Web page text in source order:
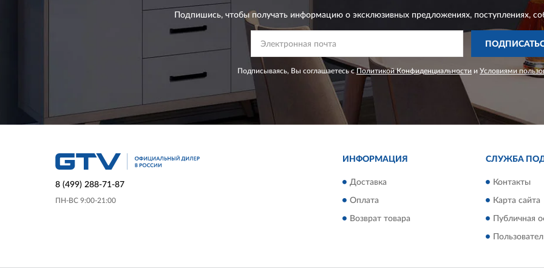
Подпишись, чтобы получать информацию о эксклюзивных предложениях,поступлениях,
Подписываясь, Вы соглашаетесь сПолитикой Конфиденциальности и Условиями
8 (499) 288-71-87
ПН-ВС 9:00-21:00
ИНФОРМАЦИЯ
Доставка
Оплата
Возврат товара
СЛУЖБА
Контакты
Карта сайта
Публичная